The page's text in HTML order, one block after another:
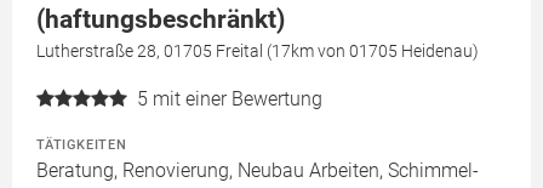
(haftungsbeschränkt)
Lutherstraße 28, 01705 Freital (17km von 01705 Heidenau)
5 mit einer Bewertung
TÄTIGKEITEN
Beratung, Renovierung, Neubau Arbeiten, Schimmel-